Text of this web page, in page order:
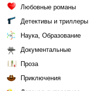
Любовные романы
Детективы и триллеры
Наука, Образование
Документальные
Проза
Приключения